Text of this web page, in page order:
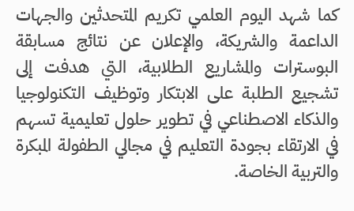
كما شهد اليوم العلمي تكريم المتحدثين والجهات
الداعمة والشريكة، والإعلان عن نتائج مسابقة
البوسترات والمشاريع الطلابية، التي هدفت إلى
تشجيع الطلبة على الابتكار وتوظيف التكنولوجيا
والذكاء الاصطناعي في تطوير حلول تعليمية تسهم
في الارتقاء بجودة التعليم في مجالي الطفولة المبكرة
والتربية الخاصة.